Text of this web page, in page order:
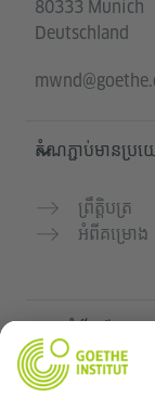
80333 Munich
Deutschland
តំណភ្ជាប់មានប្រ
ព្រឹត្តិបត្រ
អំពីគម្រោង